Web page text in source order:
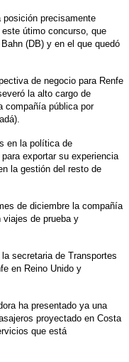
posición precisamente
útimo concurso, que
(DB) y en el que quedó
de negocio para Renfe
la alto cargo de
compañía pública por
en la política de
exportar su experiencia
la gestión del resto de
de diciembre la compañía
viajes de prueba y
secretaria de Transportes
en Reino Unido y
ha presentado ya una
proyectado en Costa
que está